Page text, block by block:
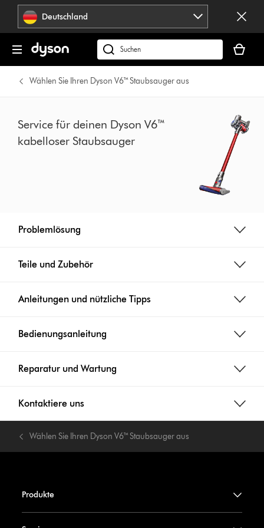
Navigation
überspringenDeutschland
dyson.de
durchsuchen
ist
Wählen Sie Ihren Dyson V6™ Staubsauger aus
Service für deinen Dyson V6™
kabelloser Staubsauger
Problemlösung
Teile und Zubehör
Anleitungen und nützliche Tipps
Bedienungsanleitung
Reparatur und Wartung
Kontaktiere uns
Wählen Sie Ihren Dyson V6™ Staubsauger aus
Produkte